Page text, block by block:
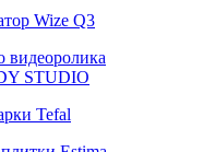
Wize Q3
Tefal